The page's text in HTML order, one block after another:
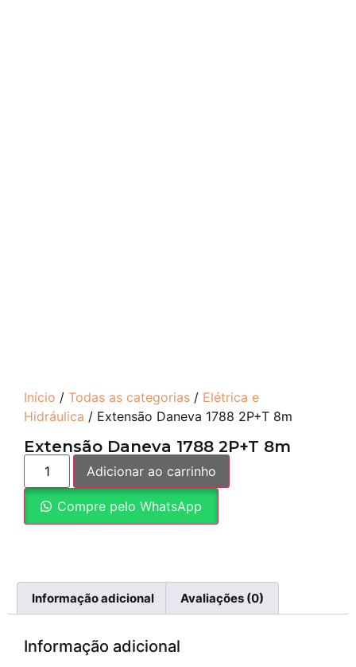
Início / Todas as categorias / Elétrica e
Hidráulica / Extensão Daneva 1788 2P+T 8m
Extensão Daneva 1788 2P+T 8m
Adicionar ao carrinho
Compre pelo WhatsApp
Informação adicional Avaliações (0)
Informação adicional